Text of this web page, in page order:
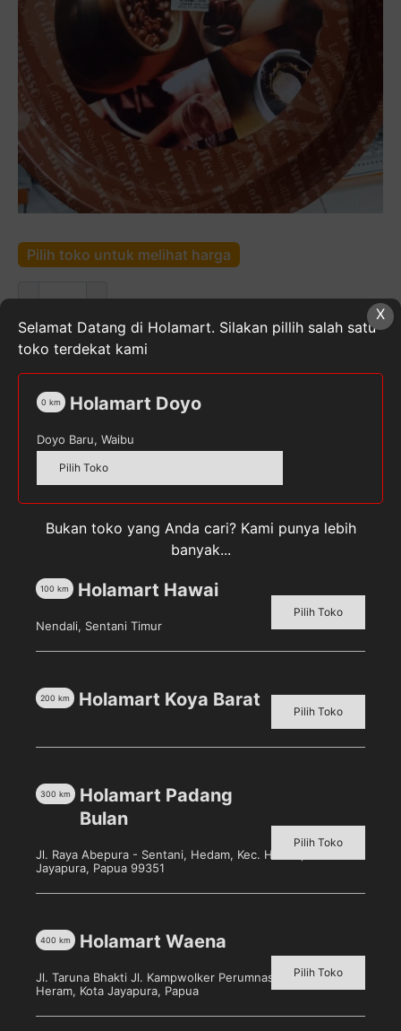
Pilih toko untuk melihat harga
FANCY
Bulat
SKU:
Rumah & Dapur Tag:NAMPAN
Nampan adalah nampan berbahan besi yang didesain
simple dan vintage dalam round shape. Nampan ini
ideal digunakan untuk menyajikan minum ataupun
Nice Facial Tissue 200’s
Pilih toko untuk melihat
Pilih toko untuk melihat
X
Selamat Datang di Holamart. Silakan pillih salah satu
toko terdekat kami
Holamart Doyo
0 km
Doyo Baru, Waibu
Pilih Toko
Bukan toko yang Anda cari? Kami punya lebih
banyak...
Holamart Hawai
100 km
Nendali, Sentani Timur
Pilih Toko
Holamart Koya Barat
200 km
Pilih Toko
Holamart Padang
Bulan
300 km
Jl. Raya Abepura - Sentani, Hedam, Kec. Heram, Kota
Jayapura, Papua 99351
Pilih Toko
Holamart Waena
400 km
Jl. Taruna Bhakti Jl. Kampwolker Perumnas 3, Waena, Kec.
Heram, Kota Jayapura, Papua
Pilih Toko